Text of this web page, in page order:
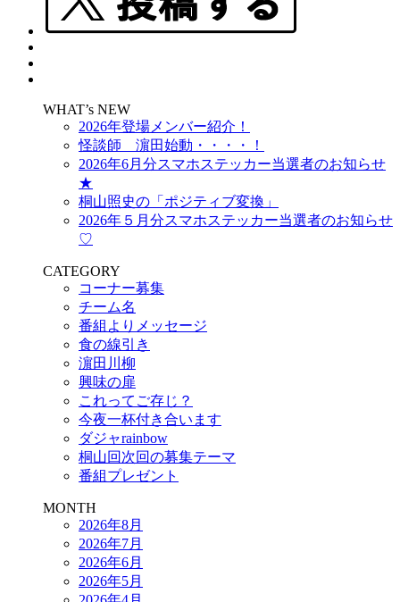
WHAT’s NEW
2026年登場メンバー紹介！
怪談師 濵田始動・・・・！
2026年6月分スマホステッカー当選者のお知らせ
★
桐山照史の「ポジティブ変換」
2026年５月分スマホステッカー当選者のお知らせ
♡
CATEGORY
コーナー募集
チーム名
番組よりメッセージ
食の線引き
濵田川柳
興味の扉
これってご存じ？
今夜一杯付き合います
ダジャrainbow
桐山回次回の募集テーマ
番組プレゼント
MONTH
2026年8月
2026年7月
2026年6月
2026年5月